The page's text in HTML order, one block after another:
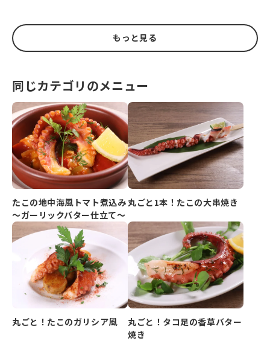
もっと見る
同じカテゴリのメニュー
たこの地中海風トマト煮込み
～ガーリックバター仕立て～
丸ごと1本！たこの大串焼き
丸ごと！たこのガリシア風
丸ごと！タコ足の香草バター
焼き